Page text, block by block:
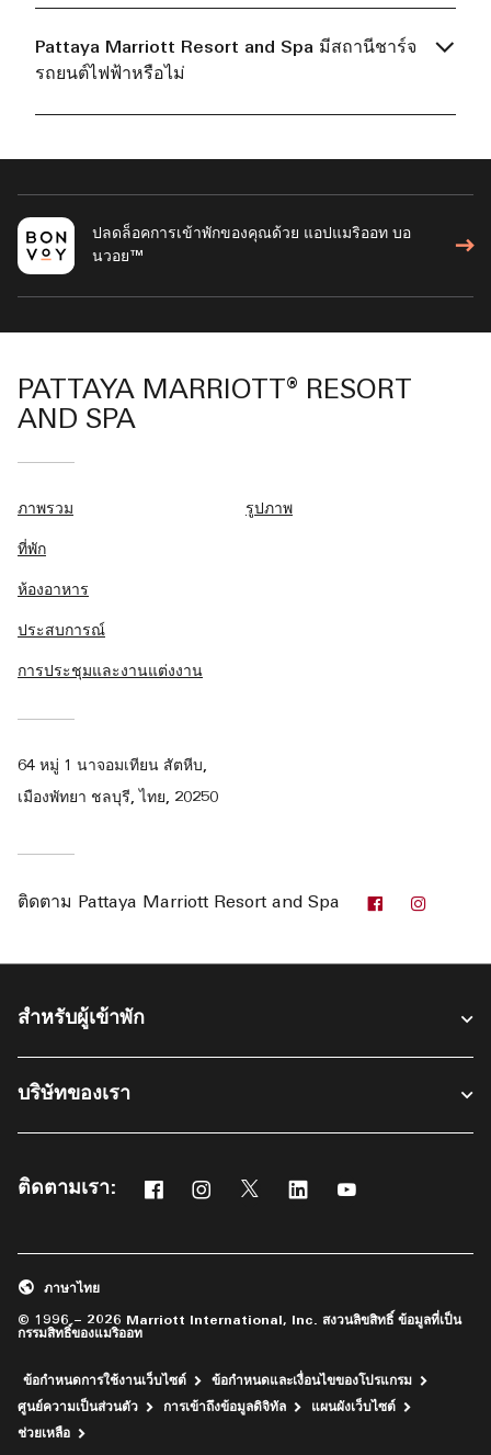
Pattaya Marriott Resort and Spa มีสถานีชาร์จ
รถยนต์ไฟฟ้าหรือไม่
ปลดล็อคการเข้าพักของคุณด้วย แอปแมริออท บอ
นวอย™
PATTAYA MARRIOTT® RESORT
AND SPA
ภาพรวม
ที่พัก
ห้องอาหาร
ประสบการณ์
การประชุมและงานแต่งงาน
รูปภาพ
64 หมู่ 1 นาจอมเทียน สัตหีบ,
เมืองพัทยา ชลบุรี, ไทย, 20250
ติดตาม Pattaya Marriott Resort and Spa Facebook
สำหรับผู้เข้าพัก​
บริษัทของเรา
ติดตามเรา:
Facebook
เปิดในหน้าต่างใหม่
Instagram
เปิดในหน้าต่างใหม่
Twitter
เปิดในหน้าต่างใหม่
Linkedin
เปิดในหน้าต่างใหม่
© 1996 – 2026 Marriott International, Inc. สงวนลิขสิทธิ์ ข้อมูลที่เป็น
กรรมสิทธิ์ของแมริออท
ภาษาไทย
ข้อกำหนดการใช้งานเว็บไซต์
ข้อกำหนดและเงื่อนไขของโปรแกรม
ศูนย์ความเป็นส่วนตัว
การเข้าถึงข้อมูลดิจิทัล
แผนผังเว็บไซต์
ช่วยเหลือ